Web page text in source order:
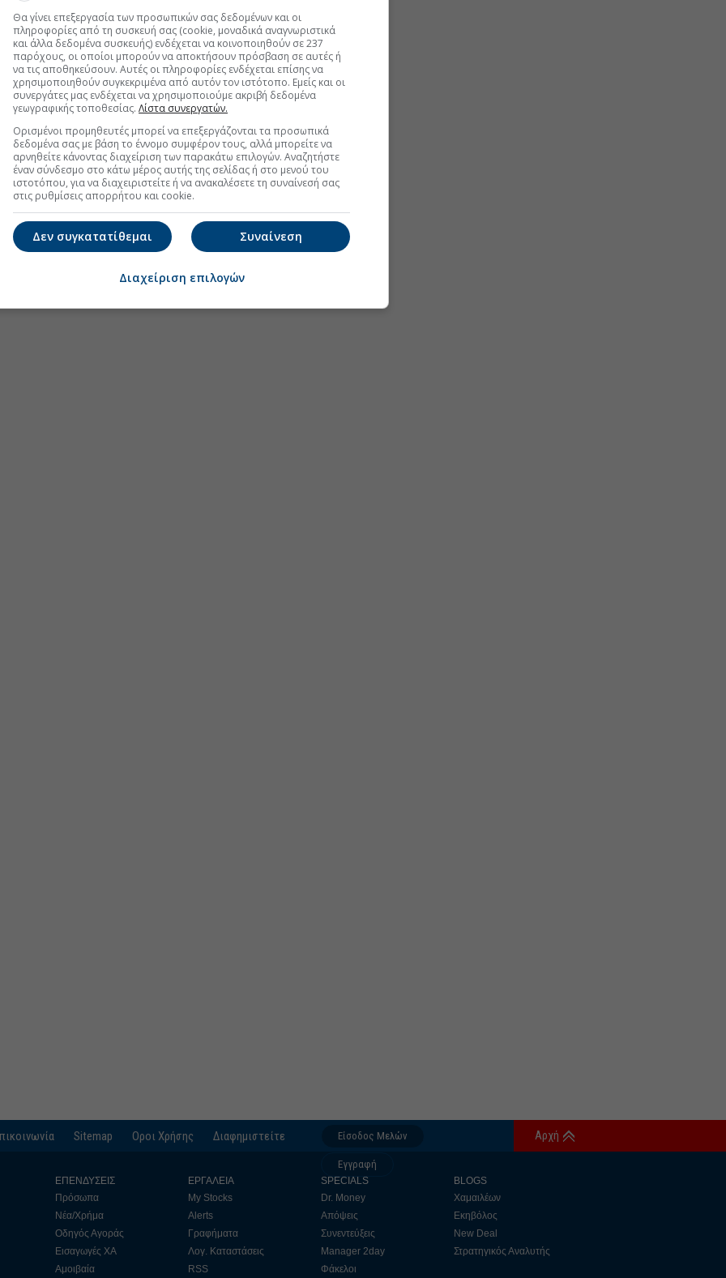
10ετούς (11:39 13/05/2022)
τα κρατικά ομόλογα (12:20 12/05/2022)
10ετούς
γερμανικού (11:33 10/05/2022)
Sitemap Οροι Χρήσης Διαφημιστείτε Είσοδος Μελών
Εγγραφή
Αρχή
ΕΠΕΝΔΥΣΕΙΣ
Πρόσωπα
Νέα/Χρήμα
Οδηγός Αγοράς
Εισαγωγές ΧΑ
Αμοιβαία
ΕΡΓΑΛΕΙΑ
My Stocks
Alerts
Γραφήματα
Λογ. Καταστάσεις
RSS
SPECIALS
Dr. Money
Απόψεις
Συνεντεύξεις
Manager 2day
Φάκελοι
BLOGS
Χαμαιλέων
Εκηβόλος
New Deal
Στρατηγικός Αναλυτής
Θα γίνει επεξεργασία των προσωπικών σας δεδομένων και οι
πληροφορίες από τη συσκευή σας (cookie, μοναδικά αναγνωριστικά
και άλλα δεδομένα συσκευής) ενδέχεται να κοινοποιηθούν σε 237
παρόχους, οι οποίοι μπορούν να αποκτήσουν πρόσβαση σε αυτές ή
να τις αποθηκεύσουν. Αυτές οι πληροφορίες ενδέχεται επίσης να
χρησιμοποιηθούν συγκεκριμένα από αυτόν τον ιστότοπο. Εμείς και οι
συνεργάτες μας ενδέχεται να χρησιμοποιούμε ακριβή δεδομένα
γεωγραφικής τοποθεσίας. Λίστα συνεργατών.
Ορισμένοι προμηθευτές μπορεί να επεξεργάζονται τα προσωπικά
δεδομένα σας με βάση το έννομο συμφέρον τους, αλλά μπορείτε να
αρνηθείτε κάνοντας διαχείριση των παρακάτω επιλογών. Αναζητήστε
έναν σύνδεσμο στο κάτω μέρος αυτής της σελίδας ή στο μενού του
ιστοτόπου, για να διαχειριστείτε ή να ανακαλέσετε τη συναίνεσή σας
στις ρυθμίσεις απορρήτου και cookie.
Συναίνεση
Δεν συγκατατίθεμαι
Διαχείριση επιλογών